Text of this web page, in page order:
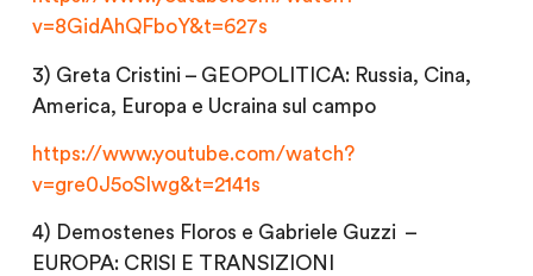
v=8GidAhQFboY&t=627s
3) Greta Cristini – GEOPOLITICA: Russia, Cina,
America, Europa e Ucraina sul campo
https://www.youtube.com/watch?
v=gre0J5oSIwg&t=2141s
4) Demostenes Floros e Gabriele Guzzi –
EUROPA: CRISI E TRANSIZIONI